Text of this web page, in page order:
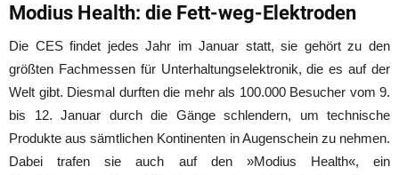
Modius Health: die Fett-weg-Elektroden
Die CES findet jedes Jahr im Januar statt, sie gehört zu den
größten Fachmessen für Unterhaltungselektronik, die es auf der
Welt gibt. Diesmal durften die mehr als 100.000 Besucher vom 9.
bis 12. Januar durch die Gänge schlendern, um technische
Produkte aus sämtlichen Kontinenten in Augenschein zu nehmen.
Dabei trafen sie auch auf den »Modius Health«, ein